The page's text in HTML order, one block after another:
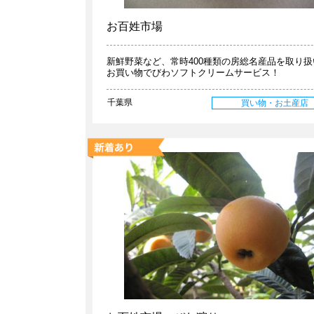
お百姓市場
新鮮野菜など、常時400種類の房総名産品を取り
お買い物でびわソフトクリームサービス！
千葉県 買い物・お土産店